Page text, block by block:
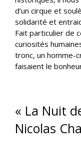
d’un cirque et
solidarité et
Fait particulier de
curiosités
tronc, un homme-
faisaient le
« La Nuit
Nicolas